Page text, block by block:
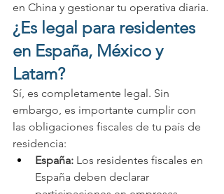
en China y gestionar tu operativa diaria.
¿Es legal para residentes
en España, México y
Latam?
Sí, es completamente legal. Sin
embargo, es importante cumplir con
las obligaciones fiscales de tu país de
residencia:
España: Los residentes fiscales en
España deben declarar